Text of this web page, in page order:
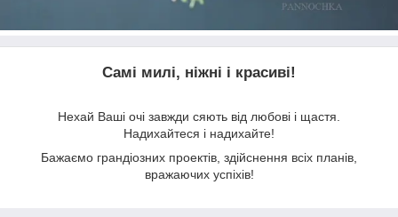
Самі милі, ніжні і красиві!
Нехай Ваші очі завжди сяють від любові і щастя.
Надихайтеся і надихайте!
Бажаємо грандіозних проектів, здійснення всіх планів,
вражаючих успіхів!